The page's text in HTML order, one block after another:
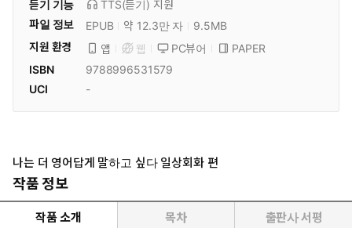
듣기 기능
TTS(듣기) 지원
파일 정보
EPUB 약 12.3만 자
9.5MB
지원 환경
앱 웹 PC뷰어
PAPER
ISBN
9788996531579
UCI
-
나는 더 영어답게 말하고 싶다 일상회화 편
작품 정보
작품 소개 목차 출판사 서평